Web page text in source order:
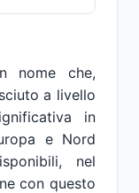
nome che,
a livello
in
e Nord
nel
con questo